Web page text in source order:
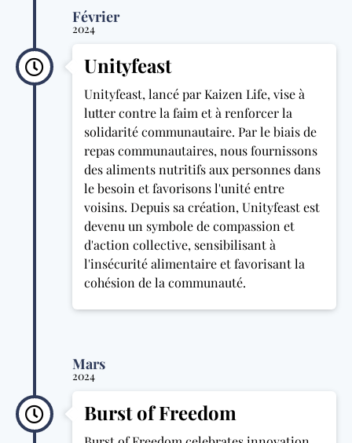
Février
2024
Unityfeast
Unityfeast, lancé par Kaizen Life, vise à
lutter contre la faim et à renforcer la
solidarité communautaire. Par le biais de
repas communautaires, nous fournissons
des aliments nutritifs aux personnes dans
le besoin et favorisons l'unité entre
voisins. Depuis sa création, Unityfeast est
devenu un symbole de compassion et
d'action collective, sensibilisant à
l'insécurité alimentaire et favorisant la
cohésion de la communauté.
Mars
2024
Burst of Freedom